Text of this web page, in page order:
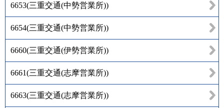
6653(三重交通(中勢営業所))
6654(三重交通(中勢営業所))
6660(三重交通(伊勢営業所))
6661(三重交通(志摩営業所))
6663(三重交通(志摩営業所))